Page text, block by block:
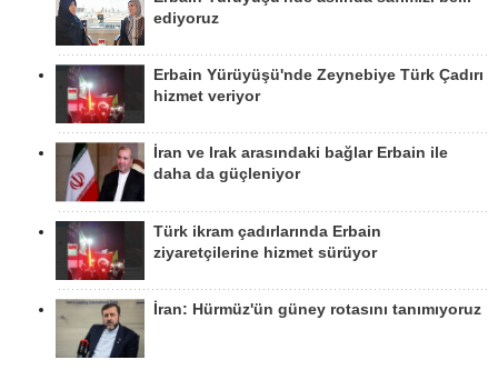
ediyoruz
Erbain Yürüyüşü'nde Zeynebiye Türk Çadırı
hizmet veriyor
İran ve Irak arasındaki bağlar Erbain ile
daha da güçleniyor
Türk ikram çadırlarında Erbain
ziyaretçilerine hizmet sürüyor
İran: Hürmüz'ün güney rotasını tanımıyoruz